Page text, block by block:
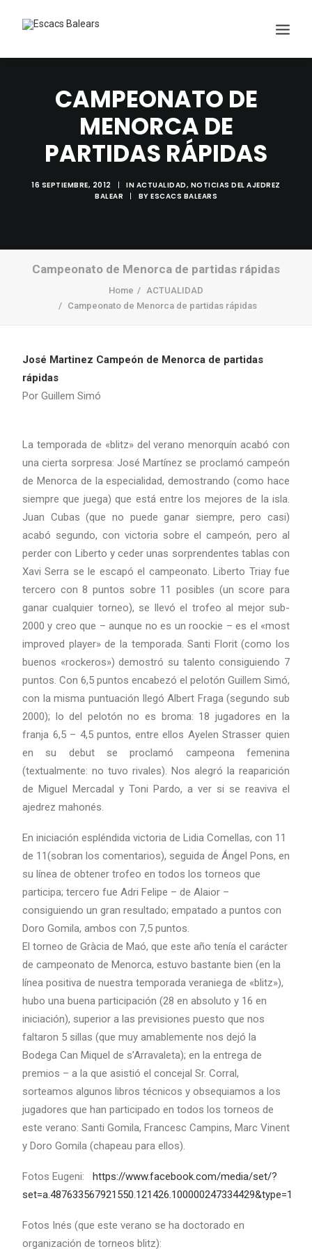
Search
CAMPEONATO DE
MENORCA DE
PARTIDAS RÁPIDAS
16 SEPTIEMBRE, 2012 | IN ACTUALIDAD, NOTICIAS DEL AJEDREZ
BALEAR
| BY ESCACS BALEARS
Campeonato de Menorca de partidas rápidas
Home
ACTUALIDAD
Campeonato de Menorca de partidas rápidas
José Martinez Campeón de Menorca de partidas
rápidas
Por Guillem Simó
La temporada de «blitz» del verano menorquín acabó con
una cierta sorpresa: José Martínez se proclamó campeón
de Menorca de la especialidad, demostrando (como hace
siempre que juega) que está entre los mejores de la isla.
Juan Cubas (que no puede ganar siempre, pero casi)
acabó segundo, con victoria sobre el campeón, pero al
perder con Liberto y ceder unas sorprendentes tablas con
Xavi Serra se le escapó el campeonato. Liberto Triay fue
tercero con 8 puntos sobre 11 posibles (un score para
ganar cualquier torneo), se llevó el trofeo al mejor sub-
2000 y creo que – aunque no es un roockie – es el «most
improved player» de la temporada. Santi Florit (como los
buenos «rockeros») demostró su talento consiguiendo 7
puntos. Con 6,5 puntos encabezó el pelotón Guillem Simó,
con la misma puntuación llegó Albert Fraga (segundo sub
2000); lo del pelotón no es broma: 18 jugadores en la
franja 6,5 – 4,5 puntos, entre ellos Ayelen Strasser quien
en su debut se proclamó campeona femenina
(textualmente: no tuvo rivales). Nos alegró la reaparición
de Miguel Mercadal y Toni Pardo, a ver si se reaviva el
ajedrez mahonés.
En iniciación espléndida victoria de Lidia Comellas, con 11
de 11(sobran los comentarios), seguida de Ángel Pons, en
su línea de obtener trofeo en todos los torneos que
participa; tercero fue Adri Felipe – de Alaior –
consiguiendo un gran resultado; empatado a puntos con
Doro Gomila, ambos con 7,5 puntos.
El torneo de Gràcia de Maó, que este año tenía el carácter
de campeonato de Menorca, estuvo bastante bien (en la
línea positiva de nuestra temporada veraniega de «blitz»),
hubo una buena participación (28 en absoluto y 16 en
iniciación), superior a las previsiones puesto que nos
faltaron 5 sillas (que muy amablemente nos dejó la
Bodega Can Miquel de s’Arravaleta); en la entrega de
premios – a la que asistió el concejal Sr. Corral,
sorteamos algunos libros técnicos y obsequiamos a los
jugadores que han participado en todos los torneos de
este verano: Santi Gomila, Francesc Campins, Marc Vinent
y Doro Gomila (chapeau para ellos).
Fotos Eugeni: https://www.facebook.com/media/set/?
set=a.487633567921550.121426.100000247334429&type=1
Fotos Inés (que este verano se ha doctorado en
organización de torneos blitz):